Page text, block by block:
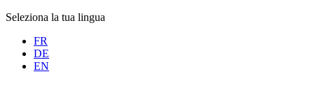
Seleziona la tua lingua
FR
DE
EN